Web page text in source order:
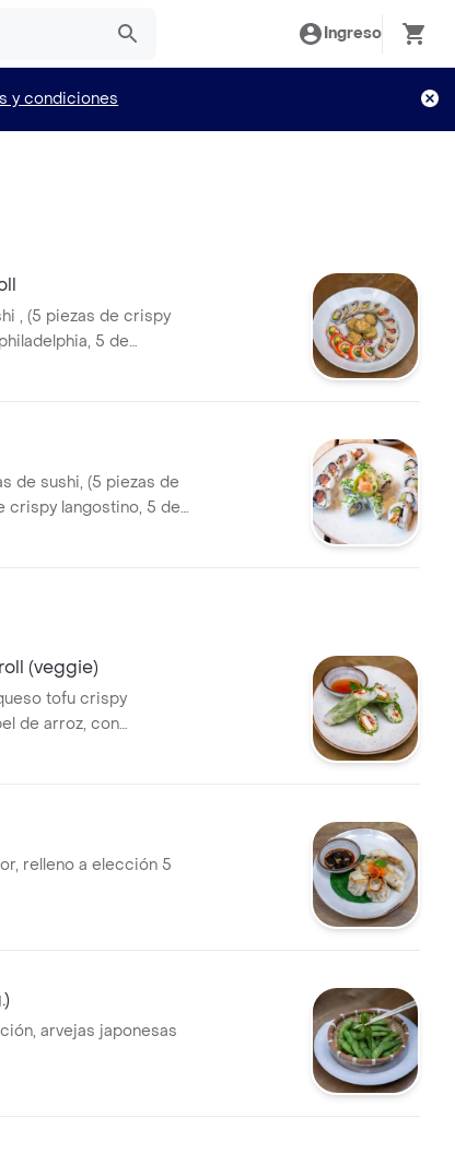
Ingreso
y condiciones
crispy
5 de
roll).
de sushi, (5 piezas de
crispy langostino, 5 de
(veggie)
tofu crispy
de arroz, con
y pasta vermicelli,
relleno a elección 5
arvejas japonesas